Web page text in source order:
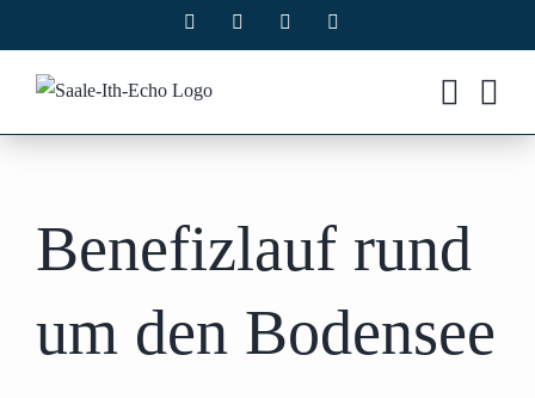
Inhalt
springen
Facebook Instagram
Benefizlauf rund
um den Bodensee